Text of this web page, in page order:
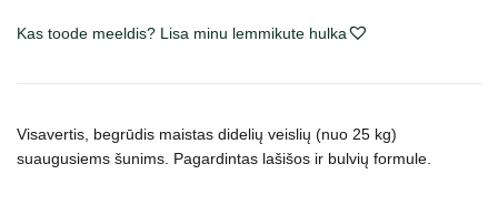
Salmon
Kas toode meeldis? Lisa minu lemmikute hulka
Visavertis, begrūdis maistas didelių veislių (nuo 25 kg)
suaugusiems šunims. Pagardintas lašišos ir bulvių formule.